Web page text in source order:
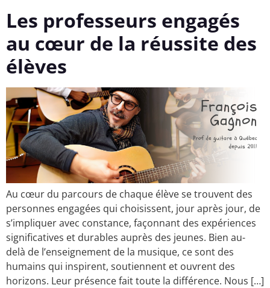
Les professeurs engagés
au cœur de la réussite des
élèves
Au cœur du parcours de chaque élève se trouvent des
personnes engagées qui choisissent, jour après jour, de
s’impliquer avec constance, façonnant des expériences
significatives et durables auprès des jeunes. Bien au-
delà de l’enseignement de la musique, ce sont des
humains qui inspirent, soutiennent et ouvrent des
horizons. Leur présence fait toute la différence. Nous […]